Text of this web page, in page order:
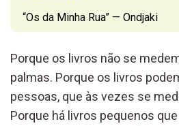
“Os da Minha Rua” — Ondjaki
Porque os livros não se
palmas. Porque os livros
pessoas, que às vezes se
Porque há livros pequenos